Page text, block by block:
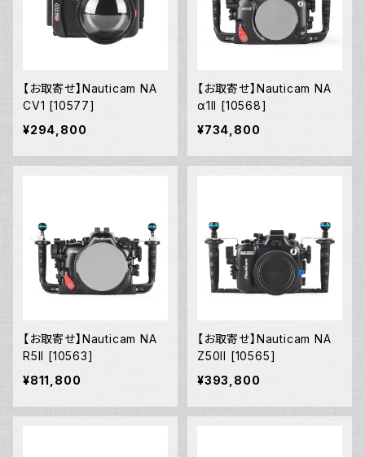
【お取寄せ】Nauticam NA
CV1 [10577]
¥294,800
【お取寄せ】Nauticam NA
α1II [10568]
¥734,800
【お取寄せ】Nauticam NA
R5II [10563]
¥811,800
【お取寄せ】Nauticam NA
Z50II [10565]
¥393,800